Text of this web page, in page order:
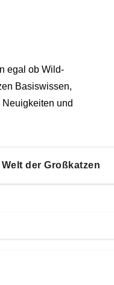
egal ob Wild-
Basiswissen,
und
der Großkatzen